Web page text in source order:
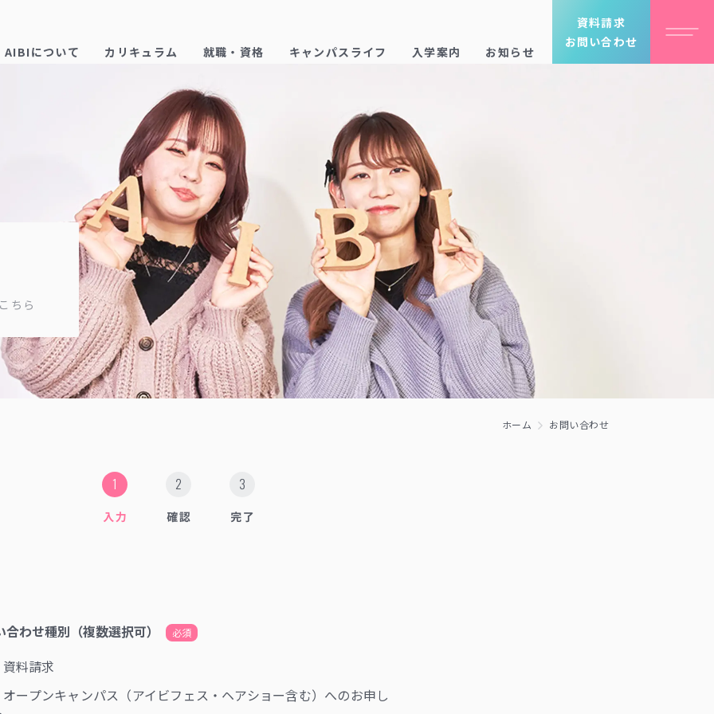
AIBIについて カリキュラム 就職・資格 キャンパスライフ 入学案内 お知らせ
資料請求
お問い合わせ
ちら
ホーム お問い合わせ
合わせ種別（複数選択可） 必須
資料請求
オープンキャンパス（アイビフェス・ヘアショー含む）へのお申し